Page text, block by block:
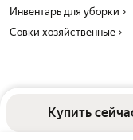
Купить
Пластиковый совок
вещь. Несмотря на свою
этот предмет быта
Инвентарь для уборки
Совки хозяйственные